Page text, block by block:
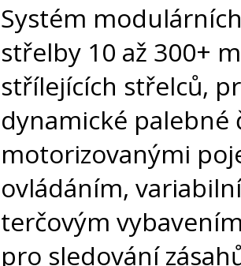
Systém
střelby 10 až 300+
střílejících střelců,
dynamické palebné
motorizovanými
ovládáním,
terčovým
pro sledování